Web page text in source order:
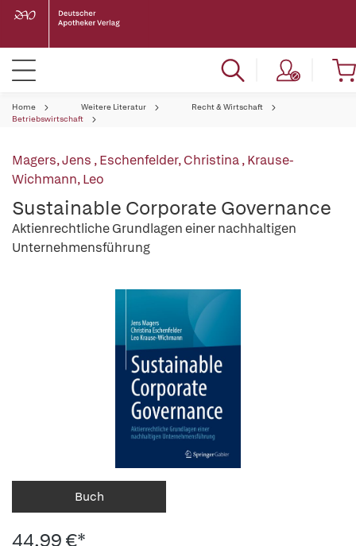
Home Weitere Literatur
Recht & Wirtschaft
Betriebswirtschaft
Magers, Jens ,Eschenfelder, Christina,Krause-
Wichmann, Leo
Sustainable Corporate Governance
Aktienrechtliche Grundlagen einer nachhaltigen
Unternehmensführung
Buch
44,99 €*